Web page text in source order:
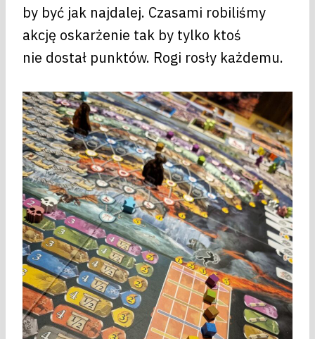
by być jak najdalej. Czasami robiliśmy
akcję oskarżenie tak by tylko ktoś
nie dostał punktów. Rogi rosły każdemu.